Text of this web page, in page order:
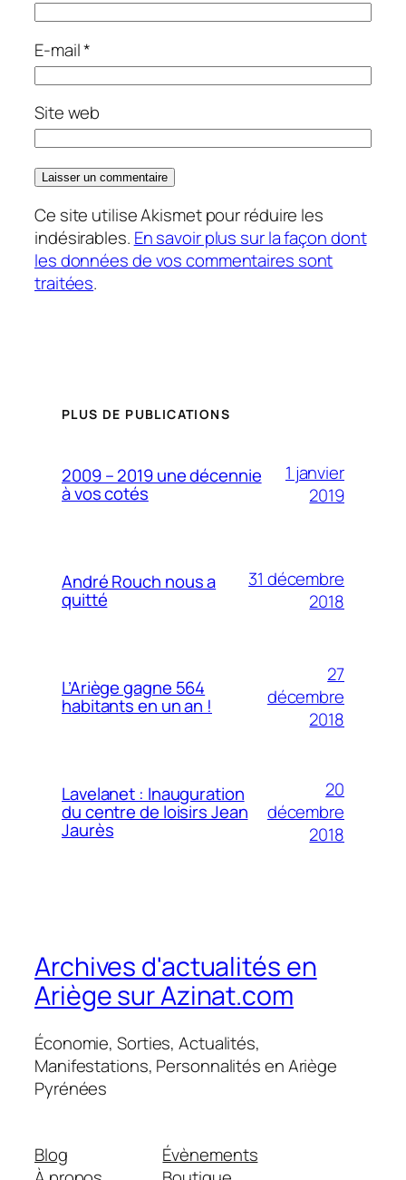
E-mail*
Site web
Ce site utilise Akismet pour réduire les
indésirables. En savoir plus sur la façon dont
les données de vos commentaires sont
traitées.
PLUS DE PUBLICATIONS
2009 – 2019 une décennie
à vos cotés
1 janvier
2019
André Rouch nous a
quitté
31 décembre
2018
L’Ariège gagne 564
habitants en un an !
27
décembre
2018
Lavelanet : Inauguration
du centre de loisirs Jean
Jaurès
20
décembre
2018
Archives d'actualités en
Ariège sur Azinat.com
Économie, Sorties, Actualités,
Manifestations, Personnalités en Ariège
Pyrénées
Blog
Évènements